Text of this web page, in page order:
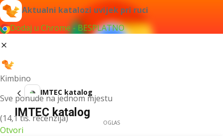
Aktualni katalozi uvijek pri ruci
Dodaj u Chrome - BESPLATNO
Kimbino
Sve ponude na jednom mjestu
(14,1 tis. recenzija)
Otvori
IMTEC katalog
IMTEC katalog
OGLAS